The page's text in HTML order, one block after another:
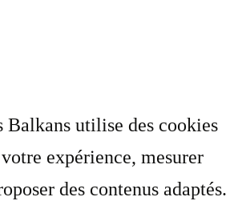
Balkans utilise des cookies
expérience, mesurer
des contenus adaptés.